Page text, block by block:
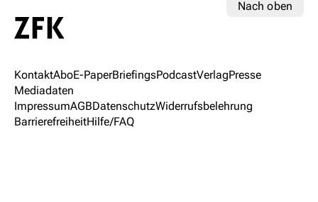
Nach oben
KontaktAboE-PaperBriefingsPodcastVerlagPresse
Mediadaten
ImpressumAGBDatenschutzWiderrufsbelehrung
BarrierefreiheitHilfe/FAQ